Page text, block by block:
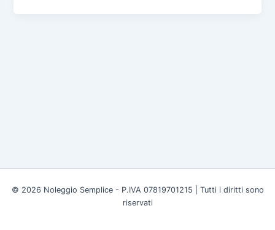
© 2026 Noleggio Semplice - P.IVA 07819701215 | Tutti i diritti sono
riservati